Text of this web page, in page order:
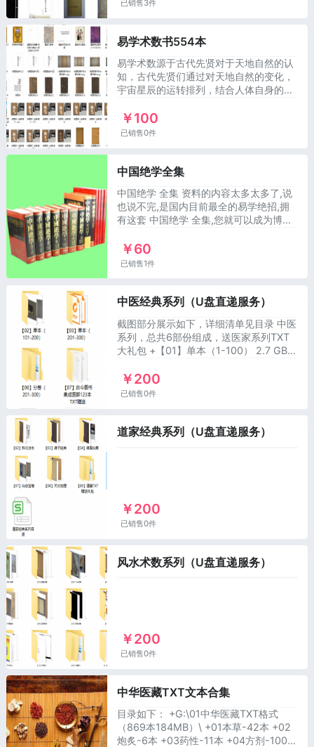
已销售3件
易学术数书554本
易学术数源于古代先贤对于天地自然的认
知，古代先贤们通过对天地自然的变化，
宇宙星辰的运转排列，结合人体自身的五
一体，构成了中华民
￥100
已销售0件
中国绝学全集
中国绝学 全集 资料的内容太多太多了,说
也说不完,是国内目前最全的易学绝招,拥
有这套 中国绝学 全集,您就可以成为博古
斗数 中国绝学
￥60
已销售1件
中医经典系列（U盘直递服务）
截图部分展示如下，详细清单见目录 中医
系列，总共6部份组成，送医家系列TXT
大礼包 +【01】单本（1-100） 2.7 GB
+【03】单本（201-300） 5.5 GB
+【04】分卷（1-
￥200
已销售0件
道家经典系列（U盘直递服务）
￥200
已销售0件
风水术数系列（U盘直递服务）
￥200
已销售0件
中华医藏TXT文本合集
目录如下： +G:\01中华医藏TXT格式
（869本184MB）\ +01本草-42本 +02
炮炙-6本 +03药性-11本 +04方剂-100本